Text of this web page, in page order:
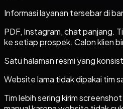
Informasi layanan tersebar di
PDF, Instagram, chat panjang.
ke setiap prospek. Calon klien
Satu halaman resmi yang
Website lama tidak dipakai tim
Tim lebih sering kirim